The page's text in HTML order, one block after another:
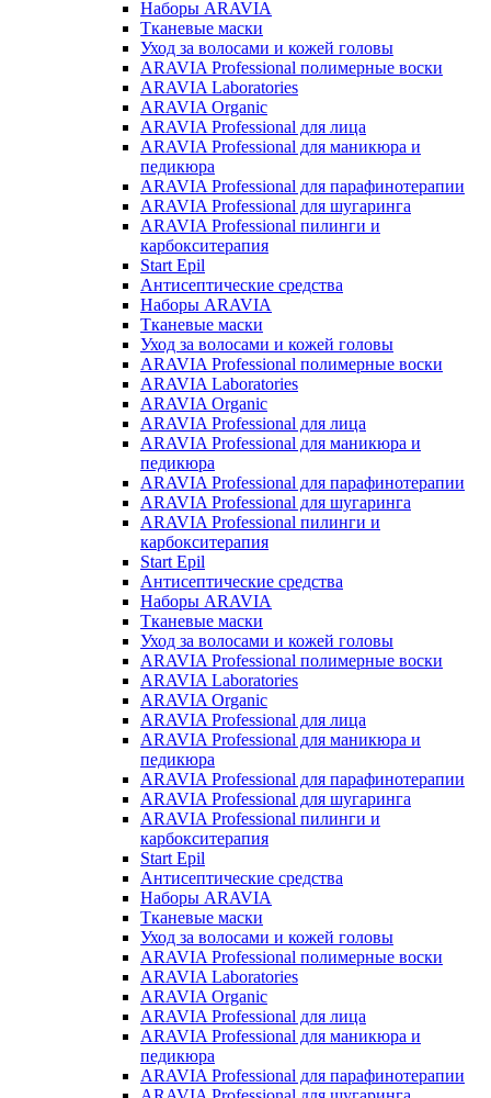
Наборы ARAVIA
Тканевые маски
Уход за волосами и кожей головы
ARAVIA Professional полимерные воски
ARAVIA Laboratories
ARAVIA Organic
ARAVIA Professional для лица
ARAVIA Professional для маникюра и
педикюра
ARAVIA Professional для парафинотерапии
ARAVIA Professional для шугаринга
ARAVIA Professional пилинги и
карбокситерапия
Start Epil
Антисептические средства
Наборы ARAVIA
Тканевые маски
Уход за волосами и кожей головы
ARAVIA Professional полимерные воски
ARAVIA Laboratories
ARAVIA Organic
ARAVIA Professional для лица
ARAVIA Professional для маникюра и
педикюра
ARAVIA Professional для парафинотерапии
ARAVIA Professional для шугаринга
ARAVIA Professional пилинги и
карбокситерапия
Start Epil
Антисептические средства
Наборы ARAVIA
Тканевые маски
Уход за волосами и кожей головы
ARAVIA Professional полимерные воски
ARAVIA Laboratories
ARAVIA Organic
ARAVIA Professional для лица
ARAVIA Professional для маникюра и
педикюра
ARAVIA Professional для парафинотерапии
ARAVIA Professional для шугаринга
ARAVIA Professional пилинги и
карбокситерапия
Start Epil
Антисептические средства
Наборы ARAVIA
Тканевые маски
Уход за волосами и кожей головы
ARAVIA Professional полимерные воски
ARAVIA Laboratories
ARAVIA Organic
ARAVIA Professional для лица
ARAVIA Professional для маникюра и
педикюра
ARAVIA Professional для парафинотерапии